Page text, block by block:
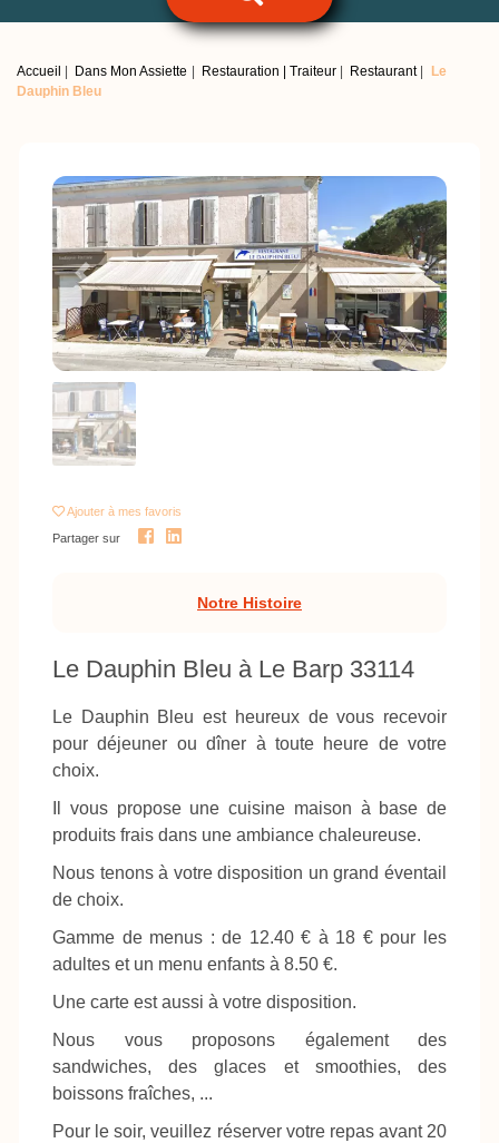
Accueil Dans Mon Assiette Restauration | Traiteur Restaurant
Le
Dauphin Bleu
Previous Next
Ajouter à mes favoris
Partager sur
Notre Histoire
Le Dauphin Bleu à Le Barp 33114
Le Dauphin Bleu est heureux de vous recevoir
pour déjeuner ou dîner à toute heure de votre
choix.
Il vous propose une cuisine maison à base de
produits frais dans une ambiance chaleureuse.
Nous tenons à votre disposition un grand éventail
de choix.
Gamme de menus : de 12.40 € à 18 € pour les
adultes et un menu enfants à 8.50 €.
Une carte est aussi à votre disposition.
Nous vous proposons également des
sandwiches, des glaces et smoothies, des
boissons fraîches, ...
Pour le soir, veuillez réserver votre repas avant 20